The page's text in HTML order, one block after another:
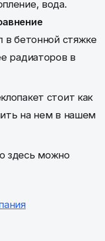
вода.
в бетонной стяжке
радиаторов в
стоит как
на нем в нашем
здесь можно